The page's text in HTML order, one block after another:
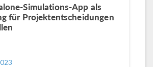
Simulations-App als
für Projektentscheidungen